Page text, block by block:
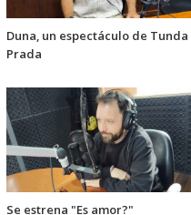
Duna, un espectáculo de Tunda
Prada
Se estrena "Es amor?"